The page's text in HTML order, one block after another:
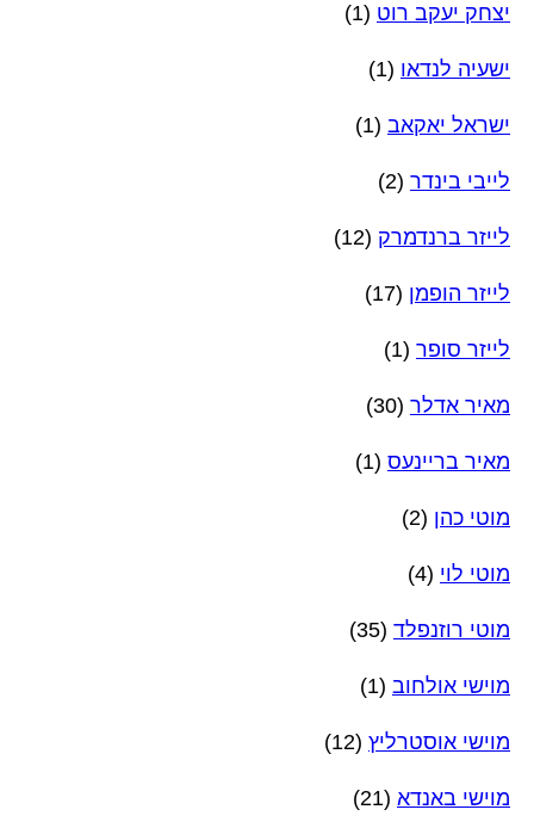
יצחק יעקב רוט (1)
ישעיה לנדאו (1)
ישראל יאקאב (1)
לייבי בינדר (2)
לייזר ברנדמרק (12)
לייזר הופמן (17)
לייזר סופר (1)
מאיר אדלר (30)
מאיר בריינעס (1)
מוטי כהן (2)
מוטי לוי (4)
מוטי רוזנפלד (35)
מוישי אולחוב (1)
מוישי אוסטרליץ (12)
מוישי באנדא (21)